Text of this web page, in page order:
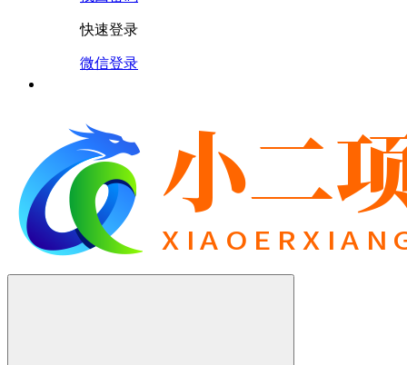
快速登录
微信登录